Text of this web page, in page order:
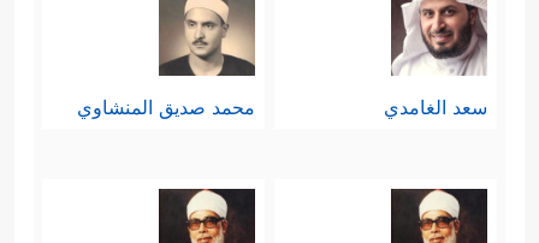
سعد الغامدي محمد صديق المنشاوي